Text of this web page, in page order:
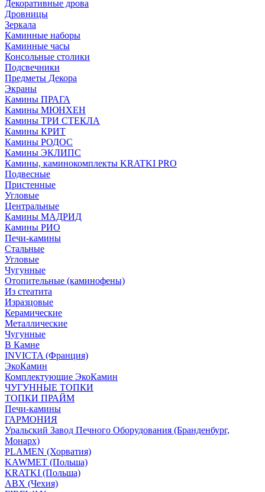
Декоративные дрова
Дровницы
Зеркала
Каминные наборы
Каминные часы
Консольные столики
Подсвечники
Предметы Декора
Экраны
Камины ПРАГА
Камины МЮНХЕН
Камины ТРИ СТЕКЛА
Камины КРИТ
Камины РОДОС
Камины ЭКЛИПС
Камины, каминокомплекты KRATKI PRO
Подвесные
Пристенные
Угловые
Центральные
Камины МАДРИД
Камины РИО
Печи-камины
Стальные
Угловые
Чугунные
Отопительные (каминофены)
Из стеатита
Изразцовые
Керамические
Металлические
Чугунные
В Камне
INVICTA (Франция)
ЭкоКамин
Комплектующие ЭкоКамин
ЧУГУННЫЕ ТОПКИ
ТОПКИ ПРАЙМ
Печи-камины
ГАРМОНИЯ
Уральский Завод Печного Оборудования (Бранденбург,
Монарх)
PLAMEN (Хорватия)
KAWMET (Польша)
KRATKI (Польша)
ABX (Чехия)